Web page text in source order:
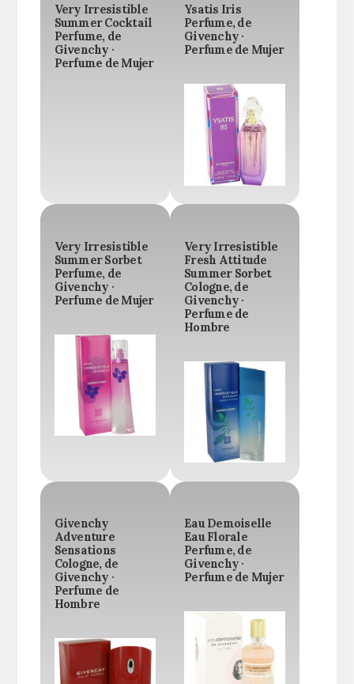
Very Irresistible
Summer Cocktail
Perfume, de
Givenchy ·
Perfume de Mujer
Ysatis Iris
Perfume, de
Givenchy ·
Perfume de Mujer
Very Irresistible
Summer Sorbet
Perfume, de
Givenchy ·
Perfume de Mujer
Very Irresistible
Fresh Attitude
Summer Sorbet
Cologne, de
Givenchy ·
Perfume de
Hombre
Givenchy
Adventure
Sensations
Cologne, de
Givenchy ·
Perfume de
Hombre
Eau Demoiselle
Eau Florale
Perfume, de
Givenchy ·
Perfume de Mujer